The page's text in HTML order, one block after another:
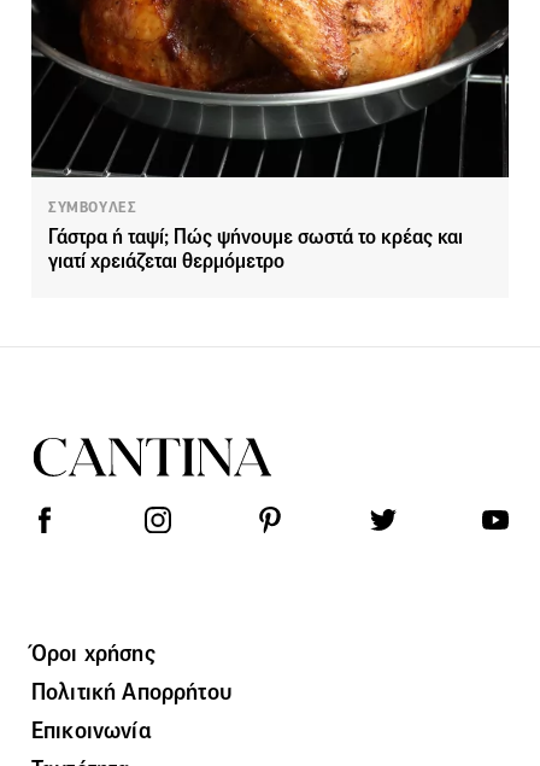
ΣΥΜΒΟΥΛΕΣ
Γάστρα ή ταψί; Πώς ψήνουμε σωστά το κρέας και
γιατί χρειάζεται θερμόμετρο
Όροι χρήσης
Πολιτική Απορρήτου
Επικοινωνία